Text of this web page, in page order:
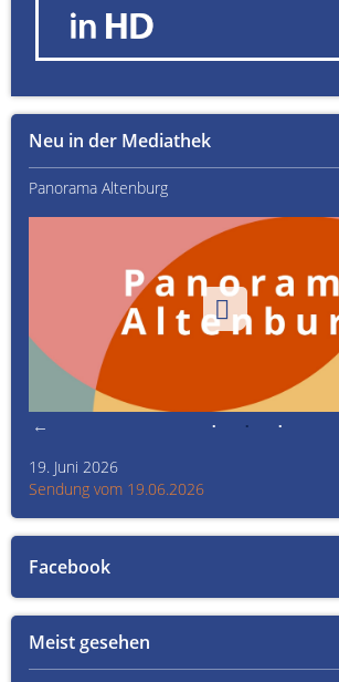
Meist gesehen
Facebook
Neu in der Mediathek
Panorama Altenburg
19. Juni 2026
Sendung vom 19.06.2026